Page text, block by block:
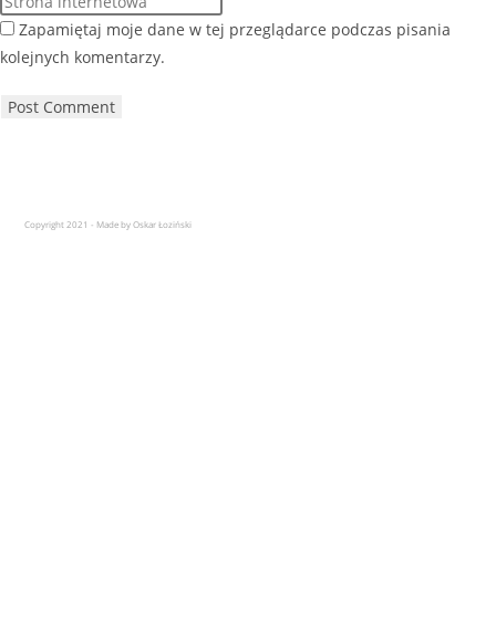
Zapamiętaj moje dane w tej przeglądarce podczas pisania
kolejnych komentarzy.
Copyright 2021 - Made by Oskar Łoziński